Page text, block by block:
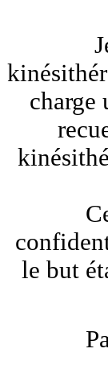
charge
le but